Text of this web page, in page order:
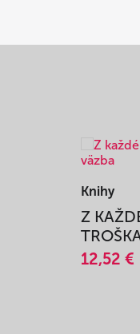
Knihy
Z
12,52 €